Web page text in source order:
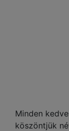
Minden
köszöntjük